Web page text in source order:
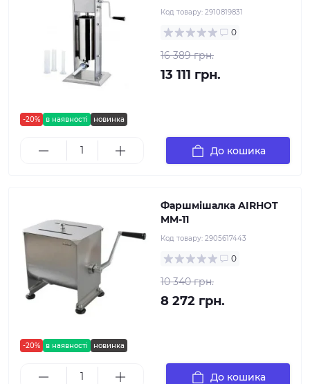
-20% в наявності новинка
Код товару: 2910819831
0
16 389 грн.
13 111 грн.
До кошика
-20% в наявності новинка
Фаршмішалка AIRHOT
MM-11
Код товару: 2905617443
0
10 340 грн.
8 272 грн.
До кошика